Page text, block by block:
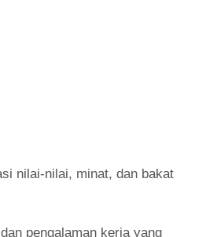
nilai-nilai, minat, dan bakat
pengalaman kerja yang